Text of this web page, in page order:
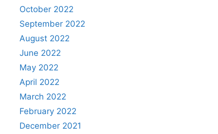
October 2022
September 2022
August 2022
June 2022
May 2022
April 2022
March 2022
February 2022
December 2021